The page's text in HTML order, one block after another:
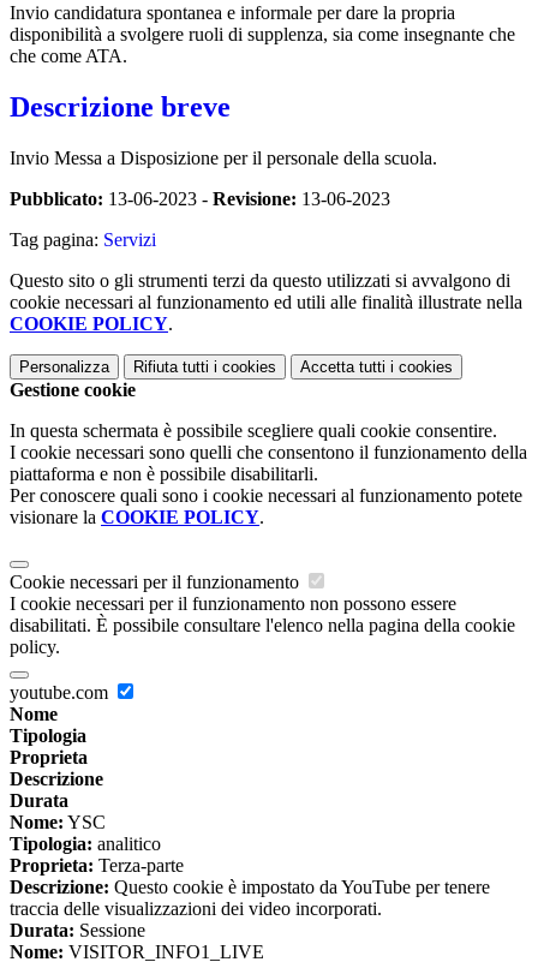
Invio candidatura spontanea e informale per dare la propria
disponibilità a svolgere ruoli di supplenza, sia come insegnante che
che come ATA.
Descrizione breve
Invio Messa a Disposizione per il personale della scuola.
Pubblicato: 13-06-2023 - Revisione: 13-06-2023
Tag pagina: Servizi
Questo sito o gli strumenti terzi da questo utilizzati si avvalgono di
cookie necessari al funzionamento ed utili alle finalità illustrate nella
COOKIE POLICY.
Personalizza Rifiuta tutti i cookies Accetta tutti i cookies
Gestione cookie
In questa schermata è possibile scegliere quali cookie consentire.
I cookie necessari sono quelli che consentono il funzionamento della
piattaforma e non è possibile disabilitarli.
Per conoscere quali sono i cookie necessari al funzionamento potete
visionare la COOKIE POLICY.
Cookie necessari per il funzionamento
I cookie necessari per il funzionamento non possono essere
disabilitati. È possibile consultare l'elenco nella pagina della cookie
policy.
youtube.com
Nome
Tipologia
Proprieta
Descrizione
Durata
Nome: YSC
Tipologia: analitico
Proprieta: Terza-parte
Descrizione: Questo cookie è impostato da YouTube per tenere
traccia delle visualizzazioni dei video incorporati.
Durata: Sessione
Nome: VISITOR_INFO1_LIVE